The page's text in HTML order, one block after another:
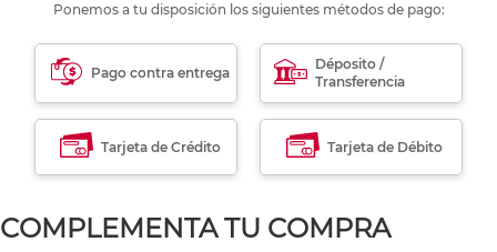
Ponemos a tu disposición los siguientes métodos de pago:
Pago contra entrega
Déposito /
Transferencia
Tarjeta de Crédito Tarjeta de Débito
COMPLEMENTA TU COMPRA